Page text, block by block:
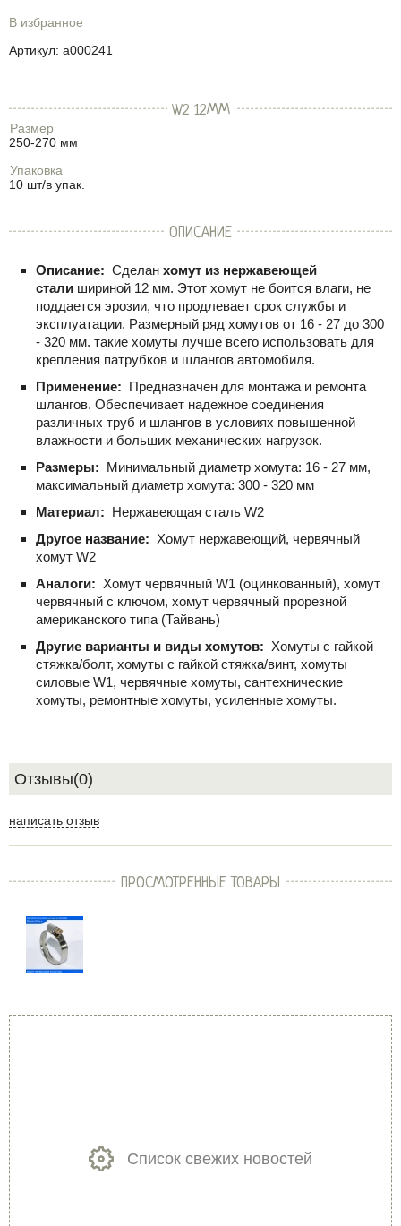
В избранное
Артикул: a000241
W2 12ММ
Размер
250-270 мм
Упаковка
10 шт/в упак.
ОПИСАНИЕ
Описание: Сделан хомут из нержавеющей
стали шириной 12 мм. Этот хомут не боится влаги, не
поддается эрозии, что продлевает срок службы и
эксплуатации. Размерный ряд хомутов от 16 - 27 до 300
- 320 мм. такие хомуты лучше всего использовать для
крепления патрубков и шлангов автомобиля.
Применение: Предназначен для монтажа и ремонта
шлангов. Обеспечивает надежное соединения
различных труб и шлангов в условиях повышенной
влажности и больших механических нагрузок.
Размеры: Минимальный диаметр хомута: 16 - 27 мм,
максимальный диаметр хомута: 300 - 320 мм
Материал: Нержавеющая сталь W2
Другое название: Хомут нержавеющий, червячный
хомут W2
Аналоги: Хомут червячный W1 (оцинкованный), хомут
червячный с ключом, хомут червячный прорезной
американского типа (Тайвань)
Другие варианты и виды хомутов: Хомуты с гайкой
стяжка/болт, хомуты с гайкой стяжка/винт, хомуты
силовые W1, червячные хомуты, сантехнические
хомуты, ремонтные хомуты, усиленные хомуты.
Отзывы(0)
написать отзыв
ПРОСМОТРЕННЫЕ ТОВАРЫ
Список свежих новостей